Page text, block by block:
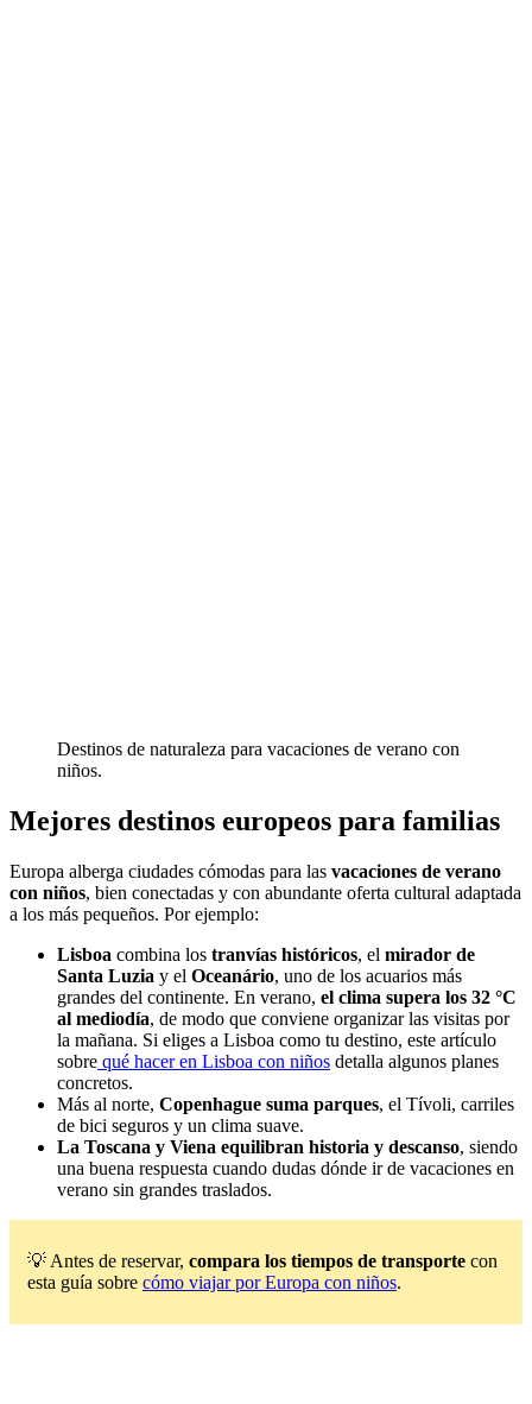
Destinos de naturaleza para vacaciones de verano con
niños.
Mejores destinos europeos para familias
Europa alberga ciudades cómodas para las vacaciones de verano
con niños, bien conectadas y con abundante oferta cultural adaptada
a los más pequeños. Por ejemplo:
Lisboa combina los tranvías históricos, el mirador de
Santa Luzia y el Oceanário, uno de los acuarios más
grandes del continente. En verano, el clima supera los 32 °C
al mediodía, de modo que conviene organizar las visitas por
la mañana. Si eliges a Lisboa como tu destino, este artículo
sobre qué hacer en Lisboa con niños detalla algunos planes
concretos.
Más al norte, Copenhague suma parques, el Tívoli, carriles
de bici seguros y un clima suave.
La Toscana y Viena equilibran historia y descanso, siendo
una buena respuesta cuando dudas dónde ir de vacaciones en
verano sin grandes traslados.
💡 Antes de reservar, compara los tiempos de transporte con
esta guía sobre cómo viajar por Europa con niños.